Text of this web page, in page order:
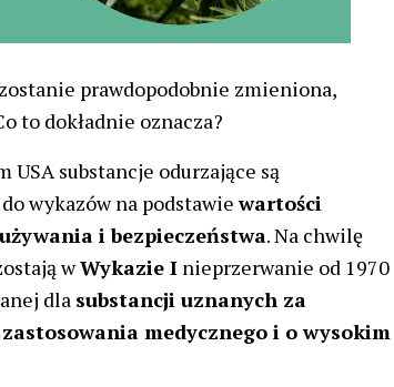
prawdopodobnie zmieniona,
to dokładnie oznacza?
substancje odurzające są
wykazów na podstawiewartości
i bezpieczeństwa. Na chwilę
wWykazie Inieprzerwanie od 1970
dla substancji uznanych za
medycznego i o wysokim